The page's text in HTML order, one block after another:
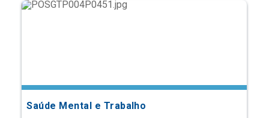
Saúde Mental e Trabalho